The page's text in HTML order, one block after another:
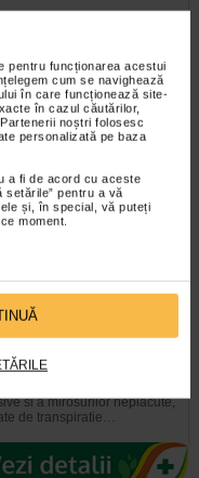
pentru funcționarea acestui
cum se navighează
în care funcționează site-
în cazul căutărilor,
noștri folosesc
personalizată pe baza
a fi de acord cu aceste
setările” pentru a vă
și, în special, vă puteți
moment.
pudra protector, 150 ml,
DERMINA
si a mirosurilor neplacute,
de transpiratie…